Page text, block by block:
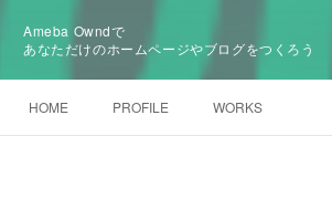
Ameba Owndで
あなただけのホームページやブログをつくろう
HOME PROFILE WORKS